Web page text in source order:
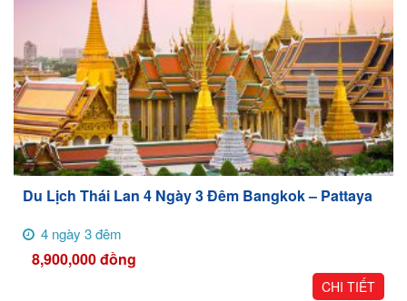
Du Lịch Thái Lan 4 Ngày 3 Đêm Bangkok – Pattaya
4 ngày 3 đêm
8,900,000đồng
CHI TIẾT